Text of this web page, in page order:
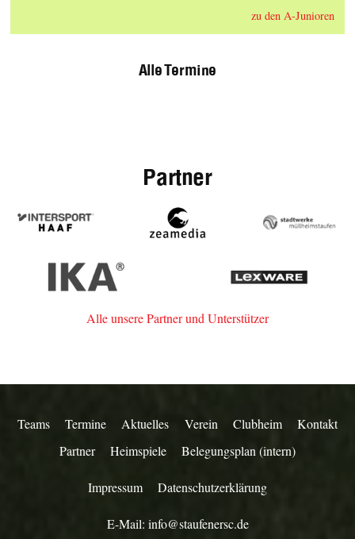
zu den A-Junioren
Alle Termine
Partner
Intersport
Haaf
zeamedia,
Werbeagentur
Müllheim-
IKA
Alle unsere Partner und Unterstützer
Teams Termine Aktuelles Verein Clubheim
Kontakt
Partner
Heimspiele Belegungsplan (intern)
Impressum Datenschutzerklärung
E-Mail: info@staufenersc.de